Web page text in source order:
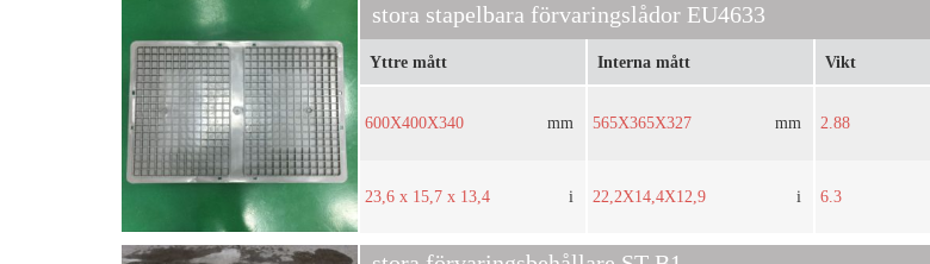
stora stapelbara förvaringslådor EU4633
Yttre mått
600X400X340 mm
23,6 x 15,7 x 13,4 i
Interna mått
565X365X327 mm
22,2X14,4X12,9 i
Vikt
2.88
6.3